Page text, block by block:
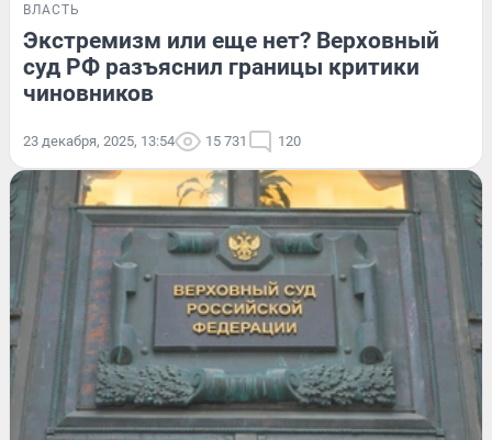
ВЛАСТЬ
Экстремизм или еще нет? Верховный
суд РФ разъяснил границы критики
чиновников
23 декабря, 2025, 13:54 15 731 120